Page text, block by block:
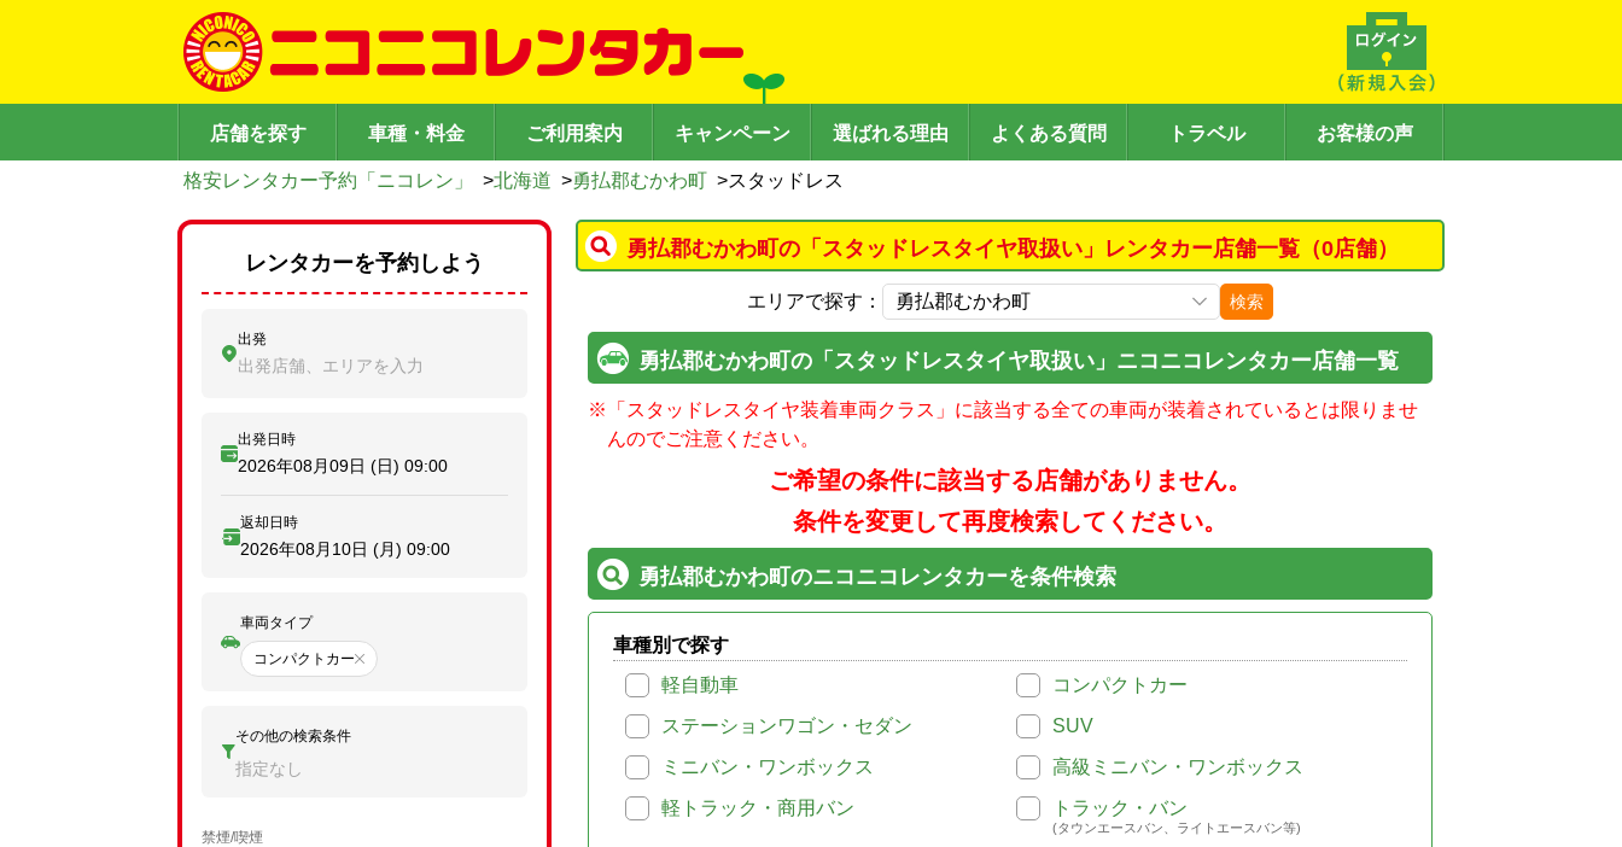
店舗を探す 車種・料金 ご利用案内 キャンペーン 選ばれる理由 よくある質問 トラベル お客様の声
格安レンタカー予約「ニコレン」 >北海道 >勇払郡むかわ町 >スタッドレス
勇払郡むかわ町の「スタッドレスタイヤ取扱い」レンタカー店舗一覧（0店舗）
エリアで探す： 検索
勇払郡むかわ町の「スタッドレスタイヤ取扱い」ニコニコレンタカー店舗一覧
※
「スタッドレスタイヤ装着車両クラス」に該当する全ての車両が装着されているとは限りませ
んのでご注意ください。
ご希望の条件に該当する店舗がありません。
条件を変更して再度検索してください。
勇払郡むかわ町のニコニコレンタカーを条件検索
車種別で探す
軽自動車
コンパクトカー
ステーションワゴン・セダン
SUV
ミニバン・ワンボックス
高級ミニバン・ワンボックス
軽トラック・商用バン
トラック・バン
(タウンエースバン、ライトエースバン等)
レンタカーを予約しよう
出発
出発店舗、エリアを入力
出発日時
2026年08月09日 (日) 09:00
返却日時
2026年08月10日 (月) 09:00
車両タイプ
コンパクトカー
その他の検索条件
指定なし
禁煙/喫煙